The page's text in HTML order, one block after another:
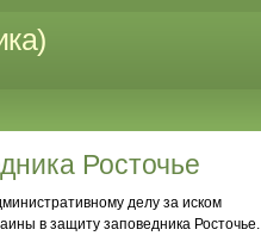
Росточье
делу за иском
в защиту заповедника Росточье.